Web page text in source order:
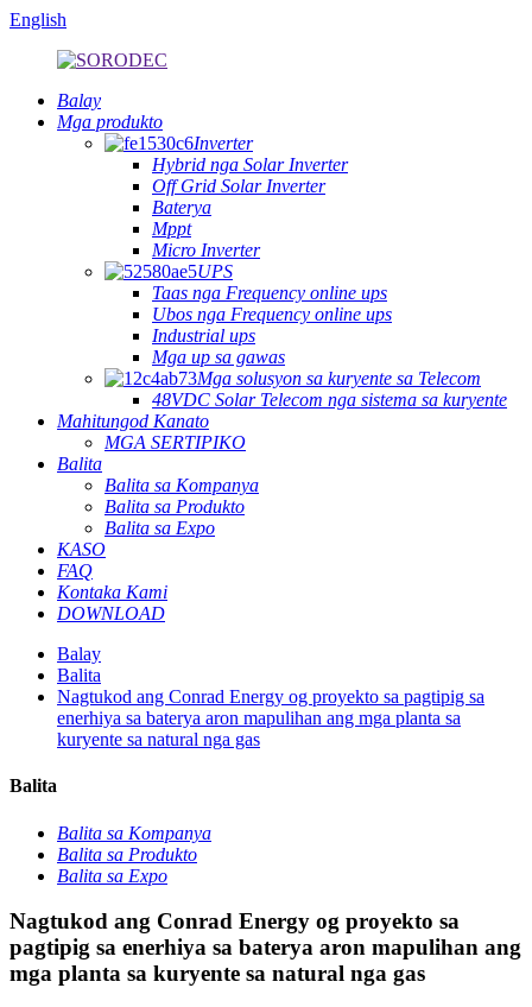
English
Balay
Mga produkto
Inverter
Hybrid nga Solar Inverter
Off Grid Solar Inverter
Baterya
Mppt
Micro Inverter
UPS
Taas nga Frequency online ups
Ubos nga Frequency online ups
Industrial ups
Mga up sa gawas
Mga solusyon sa kuryente sa Telecom
48VDC Solar Telecom nga sistema sa kuryente
Mahitungod Kanato
MGA SERTIPIKO
Balita
Balita sa Kompanya
Balita sa Produkto
Balita sa Expo
KASO
FAQ
Kontaka Kami
DOWNLOAD
Balay
Balita
Nagtukod ang Conrad Energy og proyekto sa pagtipig sa
enerhiya sa baterya aron mapulihan ang mga planta sa
kuryente sa natural nga gas
Balita
Balita sa Kompanya
Balita sa Produkto
Balita sa Expo
Nagtukod ang Conrad Energy og proyekto sa
pagtipig sa enerhiya sa baterya aron mapulihan ang
mga planta sa kuryente sa natural nga gas